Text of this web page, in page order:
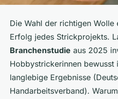
Die Wahl der richtigen Wolle
Erfolg jedes Strickprojekts.
Branchenstudie aus 2025
Hobbystrickerinnen bewusst
langlebige Ergebnisse
Handarbeitsverband).